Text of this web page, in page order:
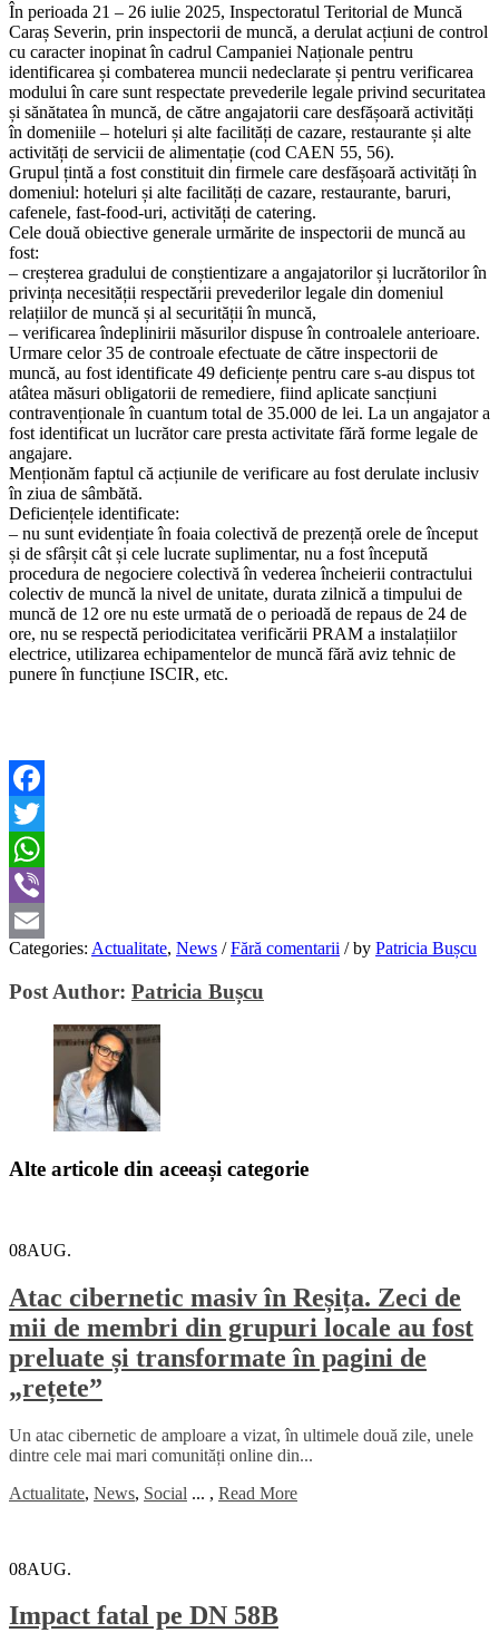
În perioada 21 – 26 iulie 2025, Inspectoratul Teritorial de Muncă
Caraș Severin, prin inspectorii de muncă, a derulat acțiuni de control
cu caracter inopinat în cadrul Campaniei Naționale pentru
identificarea și combaterea muncii nedeclarate și pentru verificarea
modului în care sunt respectate prevederile legale privind securitatea
și sănătatea în muncă, de către angajatorii care desfășoară activități
în domeniile – hoteluri și alte facilități de cazare, restaurante și alte
activități de servicii de alimentație (cod CAEN 55, 56).
Grupul țintă a fost constituit din firmele care desfășoară activități în
domeniul: hoteluri și alte facilități de cazare, restaurante, baruri,
cafenele, fast-food-uri, activități de catering.
Cele două obiective generale urmărite de inspectorii de muncă au
fost:
– creșterea gradului de conștientizare a angajatorilor și lucrătorilor în
privința necesității respectării prevederilor legale din domeniul
relațiilor de muncă și al securității în muncă,
– verificarea îndeplinirii măsurilor dispuse în controalele anterioare.
Urmare celor 35 de controale efectuate de către inspectorii de
muncă, au fost identificate 49 deficiențe pentru care s-au dispus tot
atâtea măsuri obligatorii de remediere, fiind aplicate sancțiuni
contravenționale în cuantum total de 35.000 de lei. La un angajator a
fost identificat un lucrător care presta activitate fără forme legale de
angajare.
Menționăm faptul că acțiunile de verificare au fost derulate inclusiv
în ziua de sâmbătă.
Deficiențele identificate:
– nu sunt evidențiate în foaia colectivă de prezență orele de început
și de sfârșit cât și cele lucrate suplimentar, nu a fost începută
procedura de negociere colectivă în vederea încheierii contractului
colectiv de muncă la nivel de unitate, durata zilnică a timpului de
muncă de 12 ore nu este urmată de o perioadă de repaus de 24 de
ore, nu se respectă periodicitatea verificării PRAM a instalațiilor
electrice, utilizarea echipamentelor de muncă fără aviz tehnic de
punere în funcțiune ISCIR, etc.
Facebook
Twitter
WhatsApp
Viber
Email
Categories: Actualitate, News / Fără comentarii /by Patricia Bușcu
Post Author: Patricia Bușcu
Alte articole din aceeași categorie
08AUG.
Atac cibernetic masiv în Reșița. Zeci de
mii de membri din grupuri locale au fost
preluate și transformate în pagini de
„rețete”
Un atac cibernetic de amploare a vizat, în ultimele două zile, unele
dintre cele mai mari comunități online din...
Actualitate, News, Social ... , Read More
08AUG.
Impact fatal pe DN 58B